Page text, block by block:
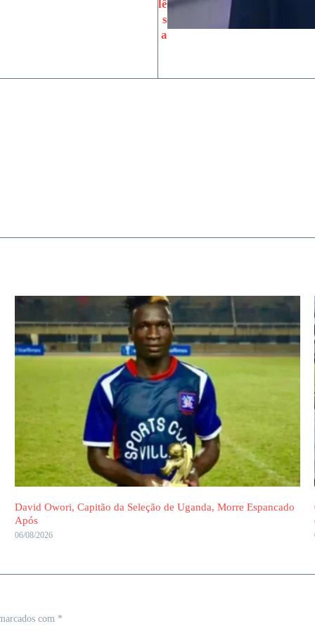
lê
s
a
David Owori, Capitão da Seleção de Uganda, Morre Espancado
Após
06/08/2026
com *